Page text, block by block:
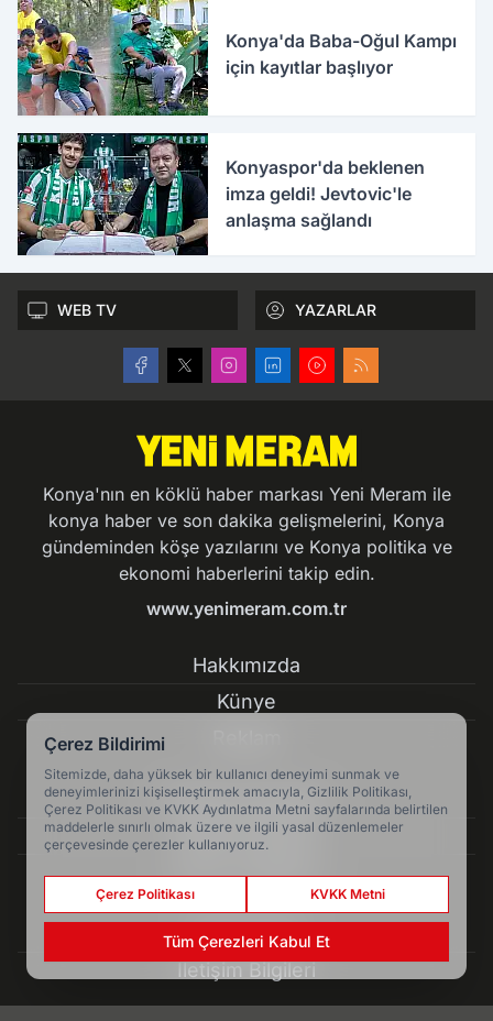
Konya'da Baba-Oğul Kampı
için kayıtlar başlıyor
Konyaspor'da beklenen
imza geldi! Jevtovic'le
anlaşma sağlandı
WEB TV YAZARLAR
Konya'nın en köklü haber markası Yeni Meram ile
konya haber ve son dakika gelişmelerini, Konya
gündeminden köşe yazılarını ve Konya politika ve
ekonomi haberlerini takip edin.
www.yenimeram.com.tr
Hakkımızda
Künye
Kullanım Koşulları
Gizlilik Politikası
Çerez Politikası
KVKK Metni
İletişim Bilgileri
Çerez Bildirimi
Sitemizde, daha yüksek bir kullanıcı deneyimi sunmak ve
deneyimlerinizi kişiselleştirmek amacıyla, Gizlilik Politikası,
Çerez Politikası ve KVKK Aydınlatma Metni sayfalarında belirtilen
maddelerle sınırlı olmak üzere ve ilgili yasal düzenlemeler
çerçevesinde çerezler kullanıyoruz.
Çerez Politikası KVKK Metni
Tüm Çerezleri Kabul Et